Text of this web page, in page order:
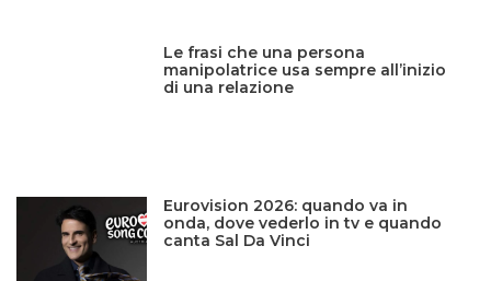
Le frasi che una persona
manipolatrice usa sempre all’inizio
di una relazione
Eurovision 2026: quando va in
onda, dove vederlo in tv e quando
canta Sal Da Vinci